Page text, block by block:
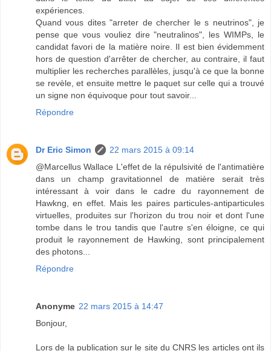
expériences.
Quand vous dites "arreter de chercher le s neutrinos", je
pense que vous vouliez dire "neutralinos", les WIMPs, le
candidat favori de la matière noire. Il est bien évidemment
hors de question d'arrêter de chercher, au contraire, il faut
multiplier les recherches parallèles, jusqu'à ce que la bonne
se revèle, et ensuite mettre le paquet sur celle qui a trouvé
un signe non équivoque pour tout savoir...
Répondre
Dr Eric Simon
22 mars 2015 à 09:14
@Marcellus Wallace L'effet de la répulsivité de l'antimatière
dans un champ gravitationnel de matière serait très
intéressant à voir dans le cadre du rayonnement de
Hawkng, en effet. Mais les paires particules-antiparticules
virtuelles, produites sur l'horizon du trou noir et dont l'une
tombe dans le trou tandis que l'autre s'en éloigne, ce qui
produit le rayonnement de Hawking, sont principalement
des photons...
Répondre
Anonyme 22 mars 2015 à 14:47
Bonjour,
Lors de la publication sur le site du CNRS les articles ont ils